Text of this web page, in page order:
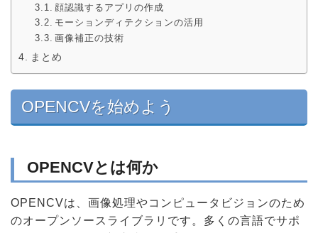
顔認識するアプリの作成
モーションディテクションの活用
画像補正の技術
まとめ
OPENCVを始めよう
OPENCVとは何か
OPENCVは、画像処理やコンピュータビジョンのため
のオープンソースライブラリです。多くの言語でサポ